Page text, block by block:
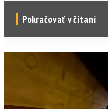
Pokračovať v čítaní